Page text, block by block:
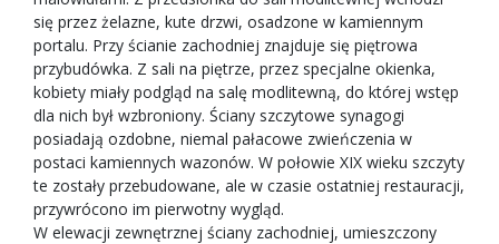
się przez żelazne, kute drzwi, osadzone w kamiennym
portalu. Przy ścianie zachodniej znajduje się piętrowa
przybudówka. Z sali na piętrze, przez specjalne okienka,
kobiety miały podgląd na salę modlitewną, do której wstęp
dla nich był wzbroniony. Ściany szczytowe synagogi
posiadają ozdobne, niemal pałacowe zwieńczenia w
postaci kamiennych wazonów. W połowie XIX wieku szczyty
te zostały przebudowane, ale w czasie ostatniej restauracji,
przywrócono im pierwotny wygląd.
W elewacji zewnętrznej ściany zachodniej, umieszczony